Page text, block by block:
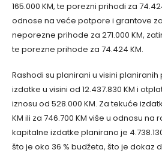
165.000 KM, te porezni prihodi za
odnose na veće potpore i grantove za
neporezne prihode za 271.000 KM,
te porezne prihode za 74.424 KM.
Rashodi su planirani u visini
izdatke u visini od 12.437.830 KM i
iznosu od 528.000 KM. Za tekuće
KM ili za 746.700 KM više u odnosu na
kapitalne izdatke planirano je
što je oko 36 % budžeta, što je dokaz